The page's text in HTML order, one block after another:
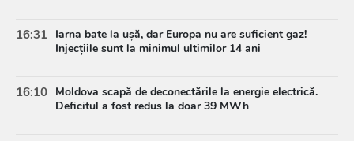
16:31 Iarna bate la ușă, dar Europa nu are suficient gaz!
Injecțiile sunt la minimul ultimilor 14 ani
16:10 Moldova scapă de deconectările la energie electrică.
Deficitul a fost redus la doar 39 MWh